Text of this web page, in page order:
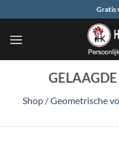
naar
inhoud
Gratis
Shop /Geometrische